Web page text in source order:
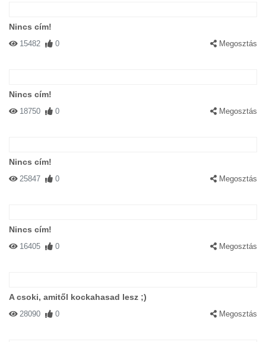
Nincs cím!
15482 0 Megosztás
Nincs cím!
18750 0 Megosztás
Nincs cím!
25847 0 Megosztás
Nincs cím!
16405 0 Megosztás
A csoki, amitől kockahasad lesz ;)
28090 0 Megosztás